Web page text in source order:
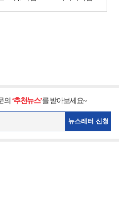
의 ‘추천뉴스’를 받아보세요~
뉴스레터 신청